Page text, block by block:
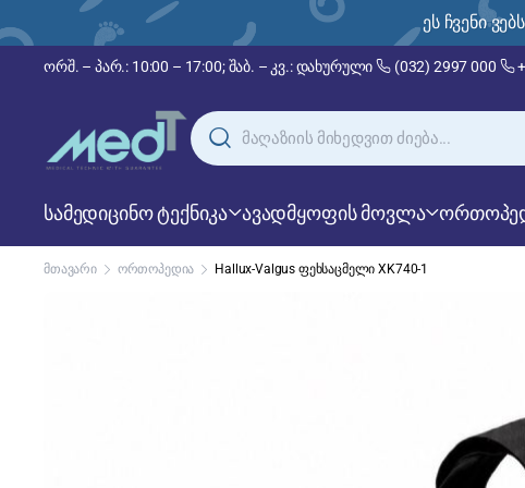
რუსული და ინგლისური! ეს ჩვენი
ორშ. – პარ.: 10:00 – 17:00; შაბ. – კვ.: დახურული (032) 2997 000
სამედიცინო ტექნიკა ავადმყოფის მოვლა
მთავარი ორთოპედია Hallux-Valgus ფეხსაცმელი XK740-1